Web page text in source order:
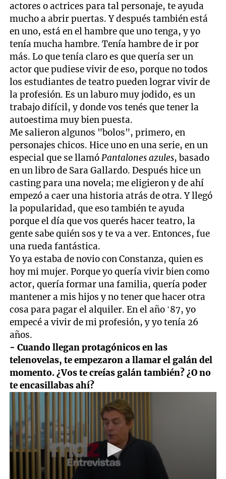
actores o actrices para tal personaje, te ayuda
mucho a abrir puertas. Y después también está
en uno, está en el hambre que uno tenga, y yo
tenía mucha hambre. Tenía hambre de ir por
más. Lo que tenía claro es que quería ser un
actor que pudiese vivir de eso, porque no todos
los estudiantes de teatro pueden lograr vivir de
la profesión. Es un laburo muy jodido, es un
trabajo difícil, y donde vos tenés que tener la
autoestima muy bien puesta.
Me salieron algunos "bolos", primero, en
personajes chicos. Hice uno en una serie, en un
especial que se llamóPantalones azules, basado
en un libro de Sara Gallardo. Después hice un
casting para una novela; me eligieron y de ahí
empezó a caer una historia atrás de otra. Y llegó
la popularidad, que eso también te ayuda
porque el día que vos querés hacer teatro, la
gente sabe quién sos y te va a ver. Entonces, fue
una rueda fantástica.
Yo ya estaba de novio con Constanza, quien es
hoy mi mujer. Porque yo quería vivir bien como
actor, quería formar una familia, quería poder
mantener a mis hijos y no tener que hacer otra
cosa para pagar el alquiler. En el año ’87, yo
empecé a vivir de mi profesión, y yo tenía 26
años.
- Cuando llegan protagónicos en las
telenovelas, te empezaron a llamar el galán del
momento. ¿Vos te creías galán también? ¿O no
te encasillabas ahí?